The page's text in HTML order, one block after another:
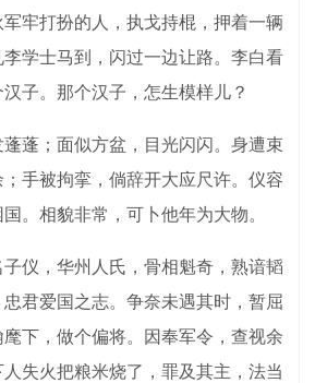
牢打扮的人，执戈持棍，押着一辆
学士马到，闪过一边让路。李白看
子。那个汉子，怎生模样儿？
；面似方盆，目光闪闪。身遭束
手被拘挛，倘辞开大应尺许。仪容
。相貌非常，可卜他年为大物。
，华州人氏，骨相魁奇，熟谙韬
君爱国之志。争奈未遇其时，暂屈
下，做个偏将。因奉军令，查视余
失火把粮米烧了，罪及其主，法当